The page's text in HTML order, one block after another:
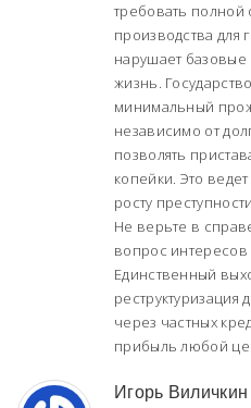
требовать полной
производства для
нарушает
жизнь.
минимальный
независимо от
позволять
копейки. Это
росту
Не верьте в
вопрос
Единственный
реструктуризация
через частных
прибыль любой
Игорь Виличкин